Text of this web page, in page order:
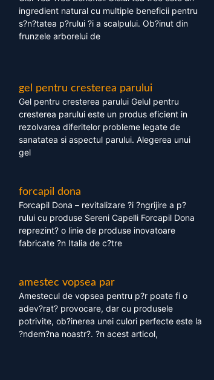
ingredient natural cu multiple beneficii pentru
s?n?tatea p?rului ?i a scalpului. Ob?inut din
frunzele arborelui de
gel pentru cresterea parului
Gel pentru cresterea parului Gelul pentru
cresterea parului este un produs eficient in
rezolvarea diferitelor probleme legate de
sanatatea si aspectul parului. Alegerea unui
gel
forcapil dona
Forcapil Dona – revitalizare ?i ?ngrijire a p?
rului cu produse Sereni Capelli Forcapil Dona
reprezint? o linie de produse inovatoare
fabricate ?n Italia de c?tre
amestec vopsea par
Amestecul de vopsea pentru p?r poate fi o
adev?rat? provocare, dar cu produsele
potrivite, ob?inerea unei culori perfecte este la
?ndem?na noastr?. ?n acest articol,